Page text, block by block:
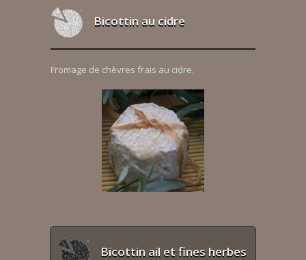
Bicottin au cidre
Fromage de chèvres frais au cidre.
Bicottin ail et fines herbes